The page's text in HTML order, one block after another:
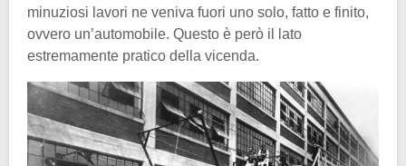
minuziosi lavori ne veniva fuori uno solo, fatto e finito,
ovvero un’automobile. Questo è però il lato
estremamente pratico della vicenda.